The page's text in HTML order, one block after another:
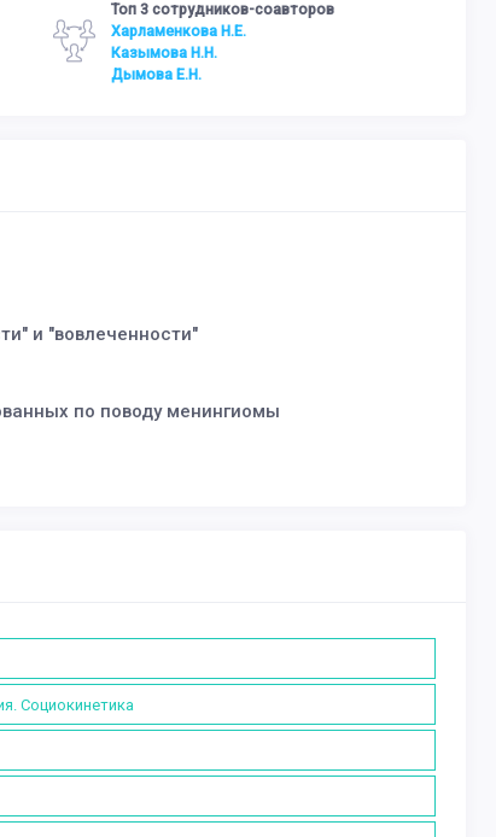
Топ 3 сотрудников-соавторов
Харламенкова Н.Е.
Казымова Н.Н.
Дымова Е.Н.
и "вовлеченности"
по поводу менингиомы
Социокинетика